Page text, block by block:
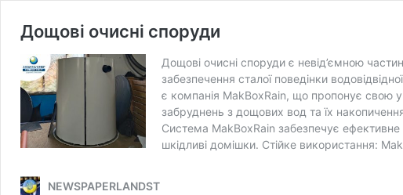
Дощові очисні споруди
Дощові очисні споруди є невід’ємною
забезпечення сталої поведінки
є компанія MakBoxRain, що пропонує свою
забруднень з дощових вод та їх
Система MakBoxRain забезпечує ефективне
шкідливі домішки. Стійке використання:
NEWSPAPERLANDST